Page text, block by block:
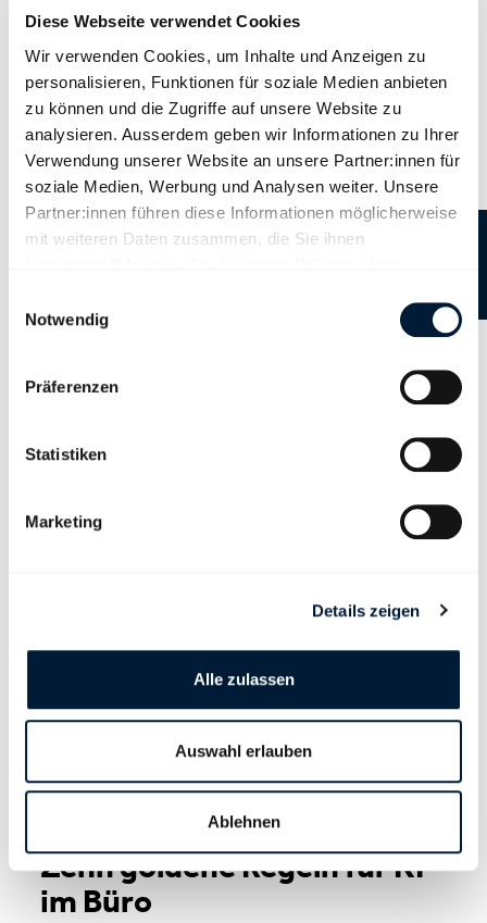
Diese Webseite verwendet Cookies
Wir verwenden Cookies, um Inhalte und Anzeigen zu
personalisieren, Funktionen für soziale Medien anbieten
zu können und die Zugriffe auf unsere Website zu
analysieren. Ausserdem geben wir Informationen zu Ihrer
Verwendung unserer Website an unsere Partner:innen für
soziale Medien, Werbung und Analysen weiter. Unsere
Partner:innen führen diese Informationen möglicherweise
mit weiteren Daten zusammen, die Sie ihnen
Notwendig
Präferenzen
Statistiken
Marketing
Details zeigen
Alle zulassen
Auswahl erlauben
Ablehnen
Diese Seite wurde mit Unterstützung von KI erstellt.
Kontakt
Arbeitsgruppe KI
Kaufmännischer Verband Schweiz
info@kfmv
Zehn goldene Regeln für KI
im Büro